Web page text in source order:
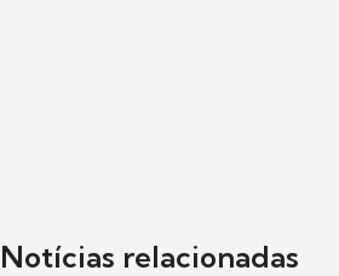
Notícias relacionadas